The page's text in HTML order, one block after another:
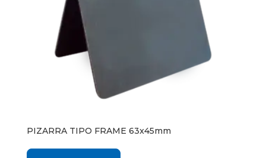
PIZARRA TIPO FRAME 63x45mm